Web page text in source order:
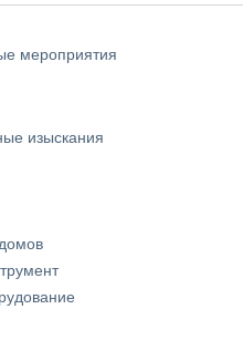
мероприятия
изыскания